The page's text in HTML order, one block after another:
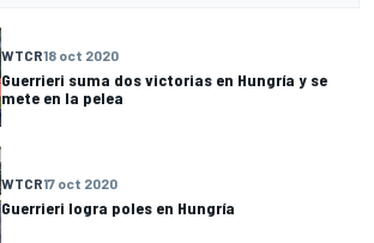
WTCR18 oct 2020
Guerrieri suma dos victorias en Hungría y se
mete en la pelea
WTCR17 oct 2020
Guerrieri logra poles en Hungría